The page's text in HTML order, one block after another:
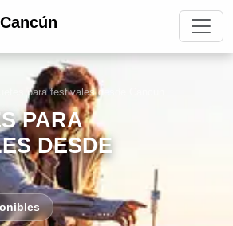
para festivales desde Cancún
PARA
DESDE